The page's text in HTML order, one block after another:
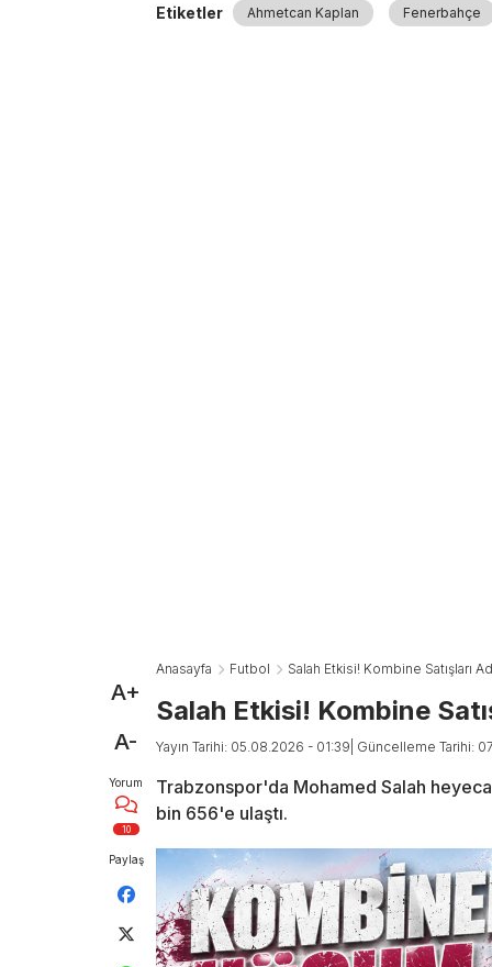
Etiketler Ahmetcan Kaplan Fenerbahçe
A+
A-
Yorum
10
Paylaş
Anasayfa Futbol Salah Etkisi! Kombine Satışları
Salah Etkisi! Kombine
Yayın Tarihi: 05.08.2026 - 01:39 | Güncelleme Tarihi:
Trabzonspor'da Mohamed Salah
bin 656'e ulaştı.